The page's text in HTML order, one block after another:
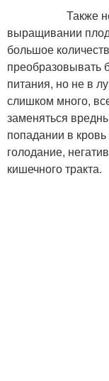
Также
выращивании
большое
преобразовывать
питания, но не в
слишком много,
заменяться
попадании в
голодание,
кишечного тракта.